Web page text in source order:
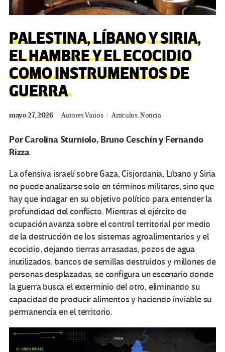
PALESTINA, LÍBANO Y SIRIA,
EL HAMBRE Y EL ECOCIDIO
COMO INSTRUMENTOS DE
GUERRA
mayo 27, 2026 Autores Varios Artículos,Noticia
Por Carolina Sturniolo, Bruno Ceschín y Fernando
Rizza
La ofensiva israelí sobre Gaza, Cisjordania, Líbano y Siria
no puede analizarse solo en términos militares, sino que
hay que indagar en su objetivo político para entender la
profundidad del conflicto. Mientras el ejército de
ocupación avanza sobre el control territorial por medio
de la destrucción de los sistemas agroalimentarios y el
ecocidio, dejando tierras arrasadas, pozos de agua
inutilizados, bancos de semillas destruidos y millones de
personas desplazadas, se configura un escenario donde
la guerra busca el exterminio del otro, eliminando su
capacidad de producir alimentos y haciendo inviable su
permanencia en el territorio.